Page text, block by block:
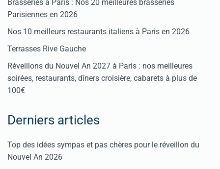
Brasseries à Paris : Nos 20 meilleures brasseries
Parisiennes en 2026
Nos 10 meilleurs restaurants italiens à Paris en 2026
Terrasses Rive Gauche
Réveillons du Nouvel An 2027 à Paris : nos meilleures
soirées, restaurants, dîners croisière, cabarets à plus de
100€
Derniers articles
Top des idées sympas et pas chères pour le réveillon du
Nouvel An 2026